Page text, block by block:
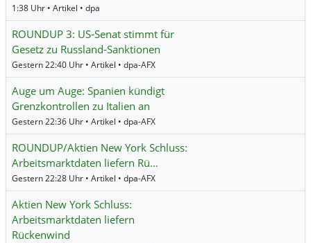
1:38 Uhr • Artikel • dpa
ROUNDUP 3: US-Senat stimmt für
Gesetz zu Russland-Sanktionen
Gestern 22:40 Uhr • Artikel • dpa-AFX
Auge um Auge: Spanien kündigt
Grenzkontrollen zu Italien an
Gestern 22:36 Uhr • Artikel • dpa-AFX
ROUNDUP/Aktien New York Schluss:
Arbeitsmarktdaten liefern Rü…
Gestern 22:28 Uhr • Artikel • dpa-AFX
Aktien New York Schluss:
Arbeitsmarktdaten liefern
Rückenwind